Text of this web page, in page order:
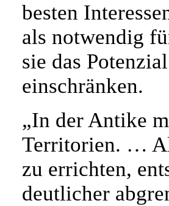
besten
als notwendig
sie das
einschränken.
„In der Antike
Territorien. …
zu errichten,
deutlicher